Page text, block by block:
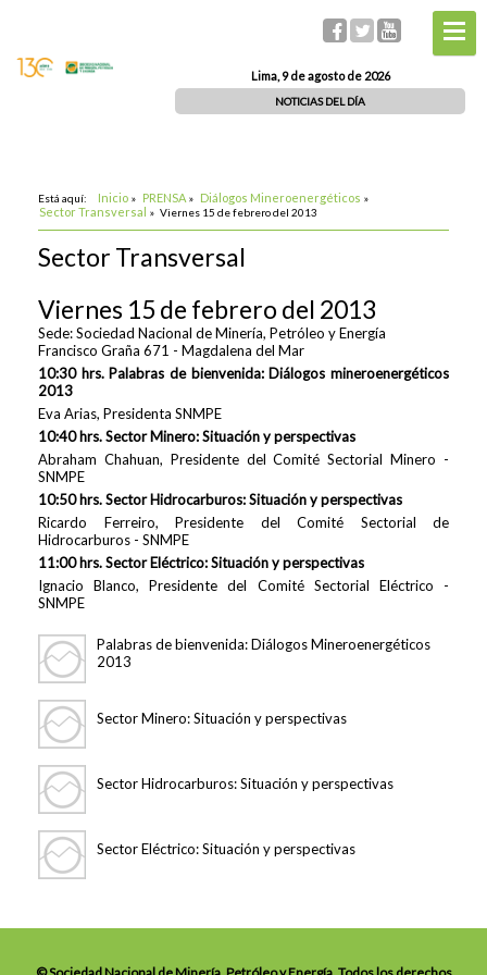
Lima, 9 de agosto de 2026
NOTICIAS DEL DÍA
Está aquí: Inicio » PRENSA » Diálogos Mineroenergéticos »
Sector Transversal » Viernes 15 de febrero del 2013
Sector Transversal
Viernes 15 de febrero del 2013
Sede: Sociedad Nacional de Minería, Petróleo y Energía
Francisco Graña 671 - Magdalena del Mar
10:30 hrs. Palabras de bienvenida: Diálogos mineroenergéticos
2013
Eva Arias, Presidenta SNMPE
10:40 hrs. Sector Minero: Situación y perspectivas
Abraham Chahuan, Presidente del Comité Sectorial Minero -
SNMPE
10:50 hrs. Sector Hidrocarburos: Situación y perspectivas
Ricardo Ferreiro, Presidente del Comité Sectorial de
Hidrocarburos - SNMPE
11:00 hrs. Sector Eléctrico: Situación y perspectivas
Ignacio Blanco, Presidente del Comité Sectorial Eléctrico -
SNMPE
Palabras de bienvenida: Diálogos Mineroenergéticos
2013
Sector Minero: Situación y perspectivas
Sector Hidrocarburos: Situación y perspectivas
Sector Eléctrico: Situación y perspectivas